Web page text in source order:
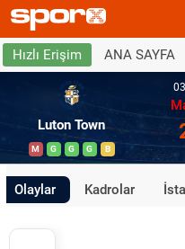
Hızlı Erişim ANA SAYFA
Luton Town
M G G G B
Olaylar Kadrolar